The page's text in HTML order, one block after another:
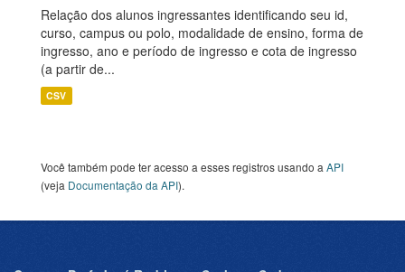
Relação dos alunos ingressantes identificando seu id,
curso, campus ou polo, modalidade de ensino, forma de
ingresso, ano e período de ingresso e cota de ingresso
(a partir de...
CSV
Você também pode ter acesso a esses registros usando a API
(veja Documentação da API).